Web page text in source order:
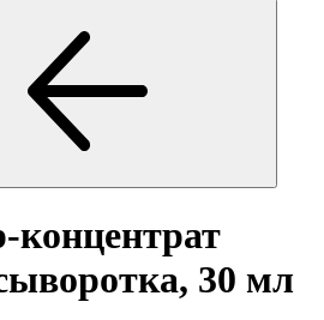
концентрат
30 мл